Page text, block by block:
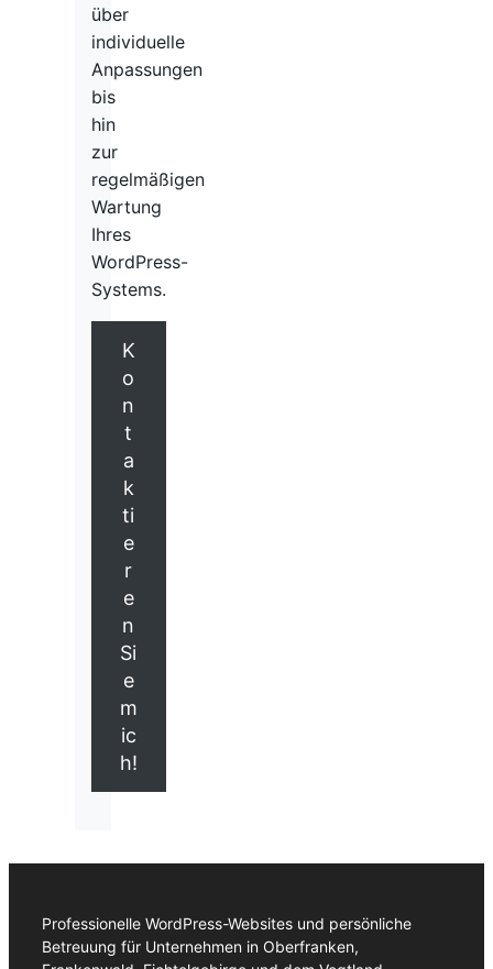
über
individuelle
Anpassungen
bis
hin
zur
regelmäßigen
Wartung
Ihres
WordPress-
Systems.
K
o
n
t
a
k
ti
e
r
e
n
Si
e
m
ic
h!
Professionelle WordPress-Websites und persönliche
Betreuung für Unternehmen in Oberfranken,